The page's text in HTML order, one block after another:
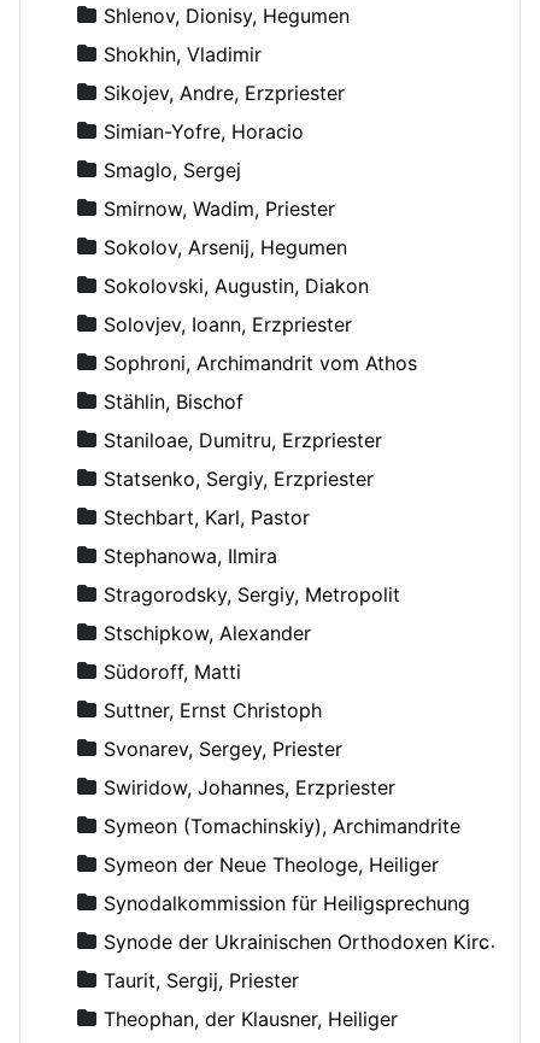
Shlenov, Dionisy, Hegumen
Shokhin, Vladimir
Sikojev, Andre, Erzpriester
Simian-Yofre, Horacio
Smaglo, Sergej
Smirnow, Wadim, Priester
Sokolov, Arsenij, Hegumen
Sokolovski, Augustin, Diakon
Solovjev, Ioann, Erzpriester
Sophroni, Archimandrit vom Athos
Stählin, Bischof
Staniloae, Dumitru, Erzpriester
Statsenko, Sergiy, Erzpriester
Stechbart, Karl, Pastor
Stephanowa, Ilmira
Stragorodsky, Sergiy, Metropolit
Stschipkow, Alexander
Südoroff, Matti
Suttner, Ernst Christoph
Svonarev, Sergey, Priester
Swiridow, Johannes, Erzpriester
Symeon (Tomachinskiy), Archimandrite
Symeon der Neue Theologe, Heiliger
Synodalkommission für Heiligsprechung
Synode der Ukrainischen Orthodoxen Kirche
Taurit, Sergij, Priester
Theophan, der Klausner, Heiliger